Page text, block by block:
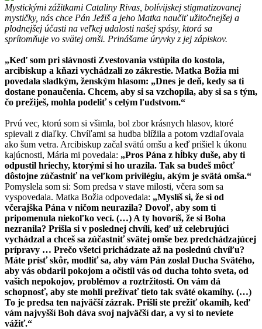
Mystickými zážitkami Cataliny Rivas, bolívijskej stigmatizovanej
mystičky, nás chce Pán Ježiš a jeho Matka naučiť užitočnejšej a
plodnejšej účasti na veľkej udalosti našej spásy, ktorá sa
sprítomňuje vo svätej omši. Prinášame úryvky z jej zápiskov.
„Keď som pri slávnosti Zvestovania vstúpila do kostola,
arcibiskup a kňazi vychádzali zo zákrestie. Matka Božia mi
povedala sladkým, ženským hlasom: „Dnes je deň, kedy sa ti
dostane ponaučenia. Chcem, aby si sa vzchopila, aby si sa s tým,
čo prežiješ, mohla podeliť s celým ľudstvom.“
Prvú vec, ktorú som si všimla, bol zbor krásnych hlasov, ktoré
spievali z diaľky. Chvíľami sa hudba blížila a potom vzdiaľovala
ako šum vetra. Arcibiskup začal svätú omšu a keď prišiel k úkonu
kajúcnosti, Mária mi povedala: „Pros Pána z hĺbky duše, aby ti
odpustil hriechy, ktorými si ho urazila. Tak sa budeš môcť
dôstojne zúčastniť na veľkom privilégiu, akým je svätá omša.“
Pomyslela som si: Som predsa v stave milosti, včera som sa
vyspovedala. Matka Božia odpovedala: „Myslíš si, že si od
včerajška Pána v ničom neurazila? Dovoľ, aby som ti
pripomenula niekoľko vecí. (…) A ty hovoríš, že si Boha
nezranila? Prišla si v poslednej chvíli, keď už celebrujúci
vychádzal a chceš sa zúčastniť svätej omše bez predchádzajúcej
prípravy … Prečo všetci prichádzate až na poslednú chvíľu?
Máte prísť skôr, modliť sa, aby vám Pán zoslal Ducha Svätého,
aby vás obdaril pokojom a očistil vás od ducha tohto sveta, od
vašich nepokojov, problémov a roztržitosti. On vám dá
schopnosť, aby ste mohli prežívať tieto tak sväté okamihy. (…)
To je predsa ten najväčší zázrak. Prišli ste prežiť okamih, keď
vám najvyšší Boh dáva svoj najväčší dar, a vy si to neviete
vážiť.“